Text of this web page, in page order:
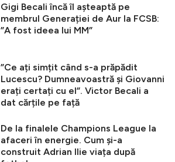
Gigi Becali încă îl așteaptă pe
membrul Generației de Aur la FCSB:
”A fost ideea lui MM”
”Ce ați simțit când s-a prăpădit
Lucescu? Dumneavoastră și Giovanni
erați certați cu el”. Victor Becali a
dat cărțile pe față
De la finalele Champions League la
afaceri în energie. Cum și-a
construit Adrian Ilie viața după